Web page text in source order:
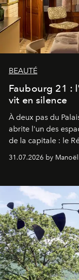
BEAUTÉ
Faubourg 21 :
vit en silence
À deux pas du
abrite l'un des
de la capitale : le
31.07.2026 by